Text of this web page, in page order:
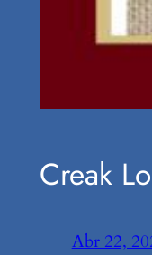
Creak
Abr 22,